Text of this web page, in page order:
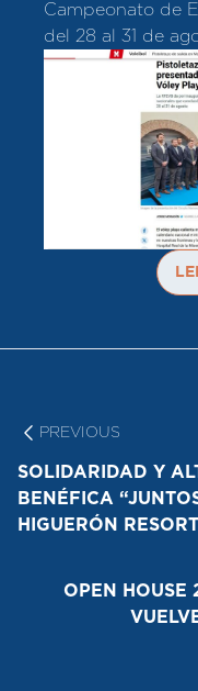
Campeonato de
del 28 al 31 de
PREVIOUS:
PREVIOUS
SOLIDARIDAD Y
BENÉFICA
HIGUERÓN RESORT
OPEN